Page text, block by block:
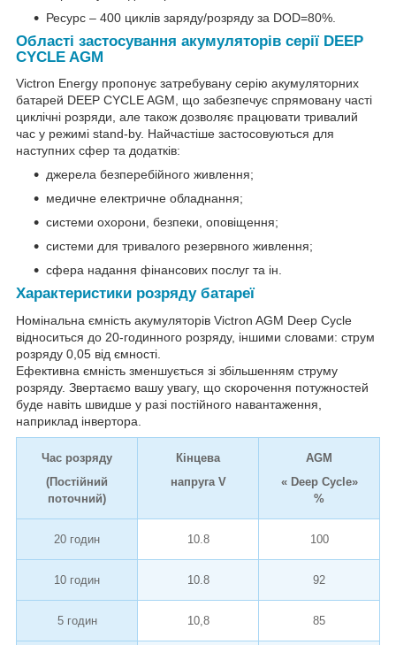
Ресурс – 400 циклів заряду/розряду за DOD=80%.
Області застосування акумуляторів серії DEEP
CYCLE AGM
Victron Energy пропонує затребувану серію акумуляторних
батарей DEEP CYCLE AGM, що забезпечує спрямовану часті
циклічні розряди, але також дозволяє працювати тривалий
час у режимі stand-by. Найчастіше застосовуються для
наступних сфер та додатків:
джерела безперебійного живлення;
медичне електричне обладнання;
системи охорони, безпеки, оповіщення;
системи для тривалого резервного живлення;
сфера надання фінансових послуг та ін.
Характеристики розряду батареї
Номінальна ємність акумуляторів Victron AGM Deep Cycle
відноситься до 20-годинного розряду, іншими словами: струм
розряду 0,05 від ємності.
Ефективна ємність зменшується зі збільшенням струму
розряду. Звертаємо вашу увагу, що скорочення потужностей
буде навіть швидше у разі постійного навантаження,
наприклад інвертора.
Час розряду
(Постійний
поточний)
Кінцева
напруга V
AGM
« Deep Cycle»
%
20 годин 10.8 100
10 годин 10.8 92
5 годин 10,8 85